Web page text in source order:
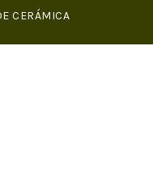
CERÁMICA